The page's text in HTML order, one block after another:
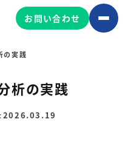
お問い合わせ
の実践
析の実践
2026.03.19